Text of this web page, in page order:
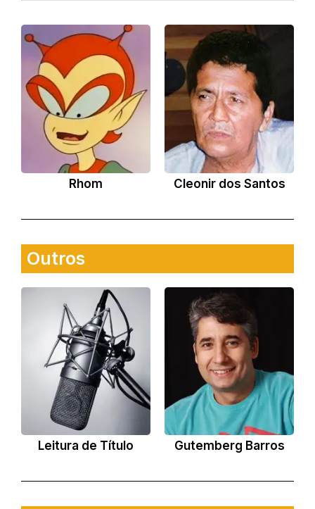
Rhom Cleonir dos Santos
Outros
Leitura de Título Gutemberg Barros